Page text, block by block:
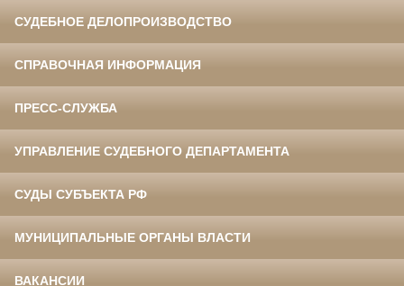
СУДЕБНОЕ ДЕЛОПРОИЗВОДСТВО
СПРАВОЧНАЯ ИНФОРМАЦИЯ
ПРЕСС-СЛУЖБА
УПРАВЛЕНИЕ СУДЕБНОГО ДЕПАРТАМЕНТА
СУДЫ СУБЪЕКТА РФ
МУНИЦИПАЛЬНЫЕ ОРГАНЫ ВЛАСТИ
ВАКАНСИИ